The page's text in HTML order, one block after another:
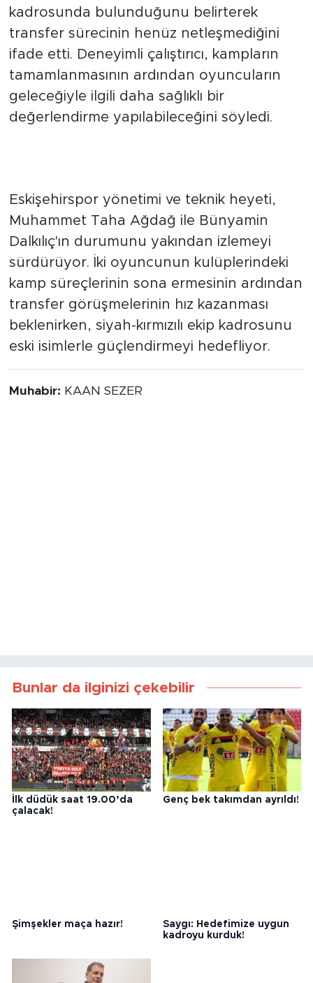
kadrosunda bulunduğunu belirterek
transfer sürecinin henüz netleşmediğini
ifade etti. Deneyimli çalıştırıcı, kampların
tamamlanmasının ardından oyuncuların
geleceğiyle ilgili daha sağlıklı bir
değerlendirme yapılabileceğini söyledi.
Eskişehirspor yönetimi ve teknik heyeti,
Muhammet Taha Ağdağ ile Bünyamin
Dalkılıç'ın durumunu yakından izlemeyi
sürdürüyor. İki oyuncunun kulüplerindeki
kamp süreçlerinin sona ermesinin ardından
transfer görüşmelerinin hız kazanması
beklenirken, siyah-kırmızılı ekip kadrosunu
eski isimlerle güçlendirmeyi hedefliyor.
Muhabir: KAAN SEZER
Bunlar da ilginizi çekebilir
İlk düdük saat 19.00’da
çalacak!
Genç bek takımdan ayrıldı!
Şimşekler maça hazır!
Saygı: Hedefimize uygun
kadroyu kurduk!